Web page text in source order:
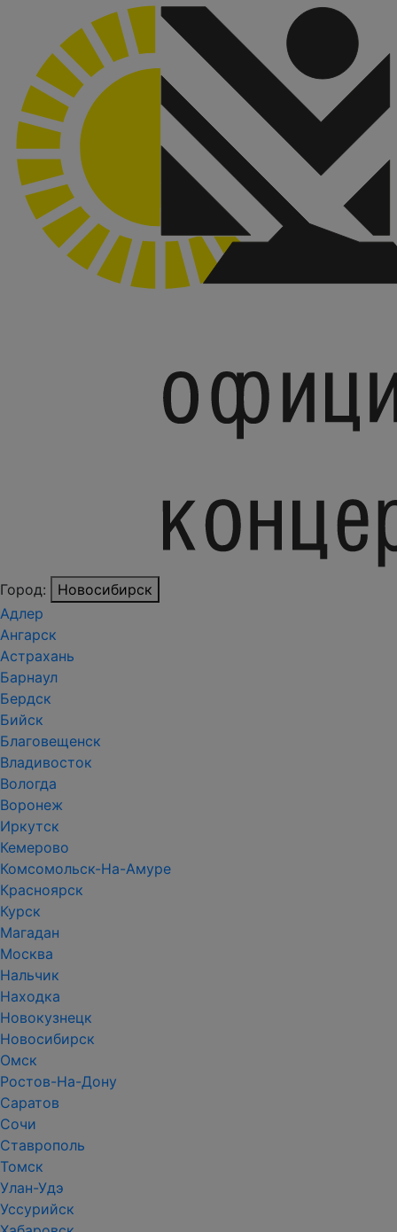
Город:
Новосибирск
Адлер
Ангарск
Астрахань
Барнаул
Бердск
Бийск
Благовещенск
Владивосток
Вологда
Воронеж
Иркутск
Кемерово
Комсомольск-На-Амуре
Красноярск
Курск
Магадан
Москва
Нальчик
Находка
Новокузнецк
Новосибирск
Омск
Ростов-На-Дону
Саратов
Сочи
Ставрополь
Томск
Улан-Удэ
Уссурийск